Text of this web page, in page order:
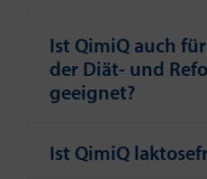
Ist QimiQ auch
der Diät- und
geeignet?
Ist QimiQ